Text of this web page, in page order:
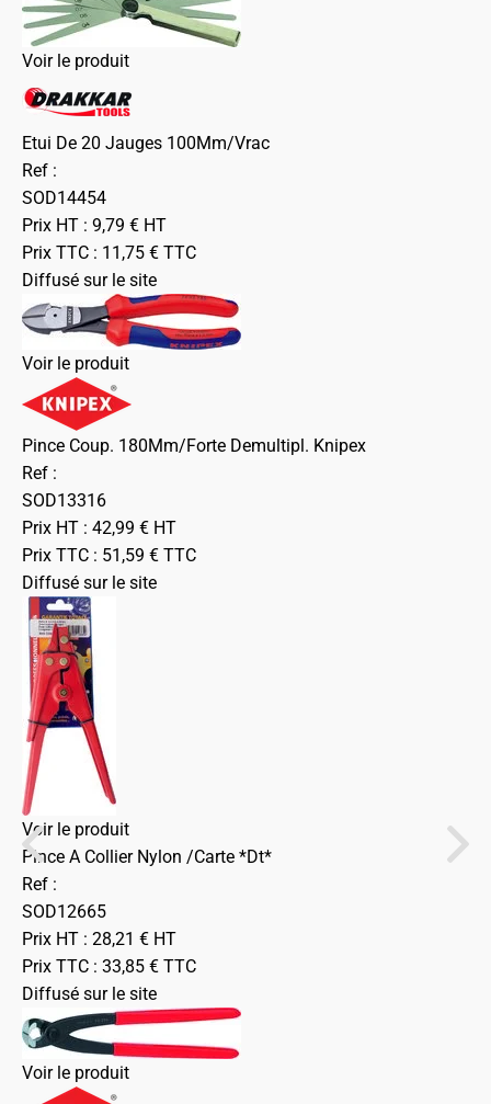
Voir le produit
Etui De 20 Jauges 100Mm/Vrac
Ref :
SOD14454
Prix HT : 9,79 € HT
Prix TTC : 11,75 € TTC
Diffusé sur le site
Voir le produit
Pince Coup. 180Mm/Forte Demultipl. Knipex
Ref :
SOD13316
Prix HT : 42,99 € HT
Prix TTC : 51,59 € TTC
Diffusé sur le site
Voir le produit
Pince A Collier Nylon /Carte *Dt*
Ref :
SOD12665
Prix HT : 28,21 € HT
Prix TTC : 33,85 € TTC
Diffusé sur le site
Voir le produit